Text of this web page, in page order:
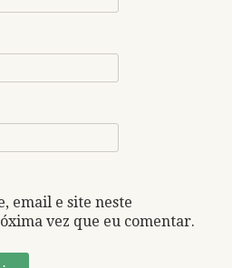
email e site neste
vez que eu comentar.